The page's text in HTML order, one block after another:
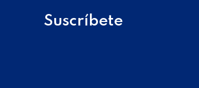
Suscríbete